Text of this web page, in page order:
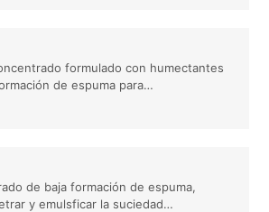
formulado con humectantes
de espuma para…
de baja formación de espuma,
y emulsficar la suciedad…